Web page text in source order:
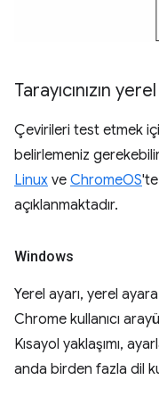
Tarayıcınızın
Çevirileri test etmek
belirlemeniz
Linux ve ChromeOS'te
açıklanmaktadır.
Windows
Yerel ayarı, yerel
Chrome kullanıcı
Kısayol yaklaşımı,
anda birden fazla dil